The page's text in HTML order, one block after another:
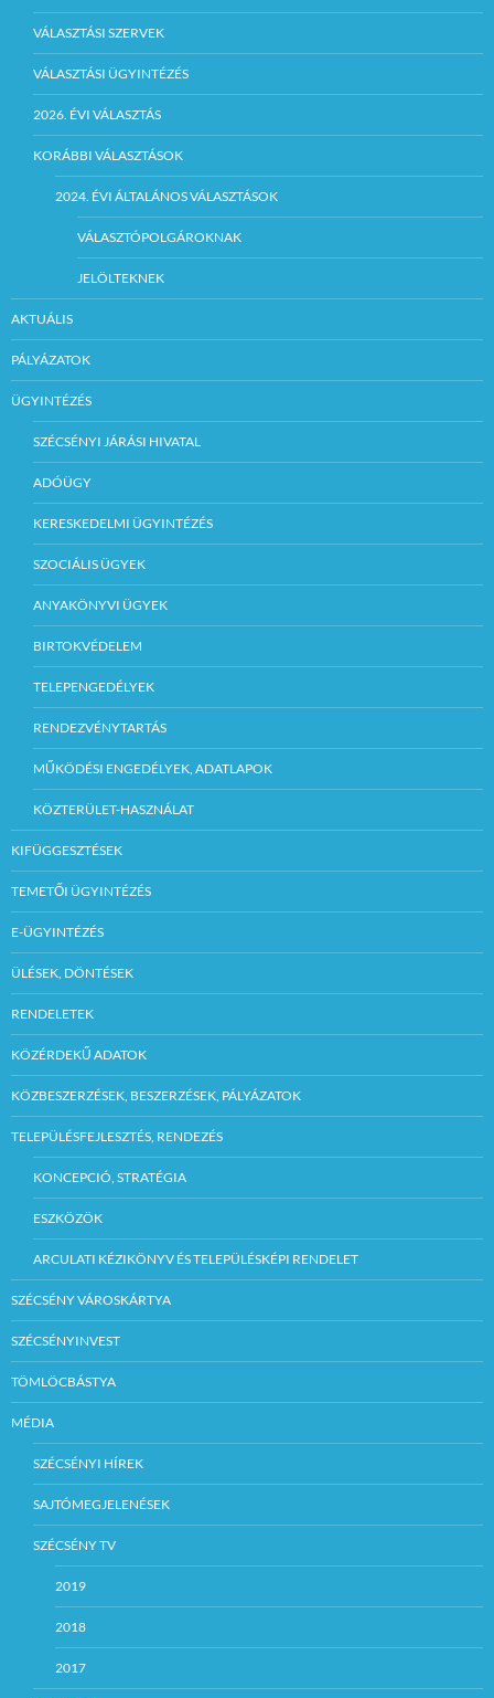
VÁLASZTÁSI SZERVEK
VÁLASZTÁSI ÜGYINTÉZÉS
2026. ÉVI VÁLASZTÁS
KORÁBBI VÁLASZTÁSOK
2024. ÉVI ÁLTALÁNOS VÁLASZTÁSOK
VÁLASZTÓPOLGÁROKNAK
JELÖLTEKNEK
AKTUÁLIS
PÁLYÁZATOK
ÜGYINTÉZÉS
SZÉCSÉNYI JÁRÁSI HIVATAL
ADÓÜGY
KERESKEDELMI ÜGYINTÉZÉS
SZOCIÁLIS ÜGYEK
ANYAKÖNYVI ÜGYEK
BIRTOKVÉDELEM
TELEPENGEDÉLYEK
RENDEZVÉNYTARTÁS
MŰKÖDÉSI ENGEDÉLYEK, ADATLAPOK
KÖZTERÜLET-HASZNÁLAT
KIFÜGGESZTÉSEK
TEMETŐI ÜGYINTÉZÉS
E-ÜGYINTÉZÉS
ÜLÉSEK, DÖNTÉSEK
RENDELETEK
KÖZÉRDEKŰ ADATOK
KÖZBESZERZÉSEK, BESZERZÉSEK, PÁLYÁZATOK
TELEPÜLÉSFEJLESZTÉS, RENDEZÉS
KONCEPCIÓ, STRATÉGIA
ESZKÖZÖK
ARCULATI KÉZIKÖNYV ÉS TELEPÜLÉSKÉPI RENDELET
SZÉCSÉNY VÁROSKÁRTYA
SZÉCSÉNYINVEST
TÖMLÖCBÁSTYA
MÉDIA
SZÉCSÉNYI HÍREK
SAJTÓMEGJELENÉSEK
SZÉCSÉNY TV
2019
2018
2017